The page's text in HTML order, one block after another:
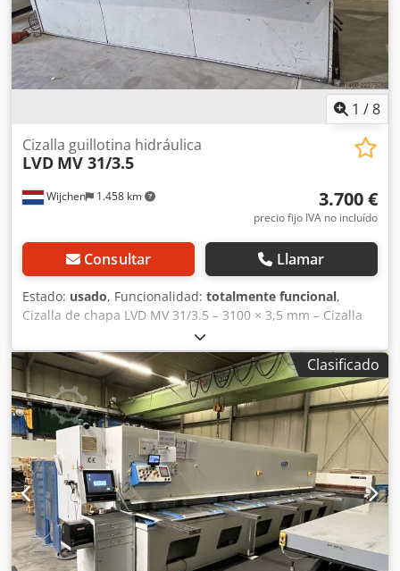
1 /8
Wijchen 1.458 km
Cizalla guillotina hidráulica
LVD MV 31/3.5
3.700 €
precio fijo IVA no incluído
Consultar Llamar
Estado: usado, Funcionalidad: totalmente funcional,
Cizalla de chapa LVD MV 31/3.5 – 3100 × 3,5 mm – Cizalla
tipo guillotina Chjdpezi Hhwjfx Aptja Fabricante: LVD
Company, Gullegem (Bélgica) Modelo: MV 31/3.5 Longitud
máxima de corte: 3100 mm Espesor máximo de la chapa
(acero): 3,5 mm Accionamiento: hidráulico Tope trasero:
eléctrico, 750 mm Peso de la máquina: aprox. 4000 kg
Dimensiones: aprox. 4000 × 1800 × 1600 mm
Clasificado